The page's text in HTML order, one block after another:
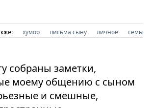
хумор письма сыну личное семья
собраны заметки,
моему общению с сыном
и смешные,